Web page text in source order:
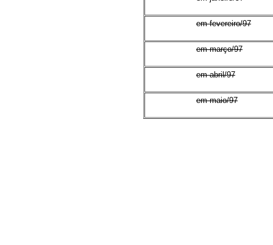
em fevereiro/97
em março/97
em abril/97
em maio/97